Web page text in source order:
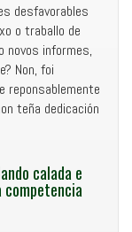
desfavorables
o traballo de
novos informes,
Non, foi
reponsablemente
teña dedicación
calada e
competencia